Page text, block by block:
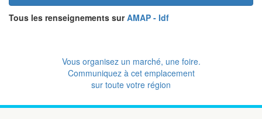
Tous les renseignements surAMAP - Idf
Vous organisez un marché, une foire.
Communiquez à cet emplacement
sur toute votre région